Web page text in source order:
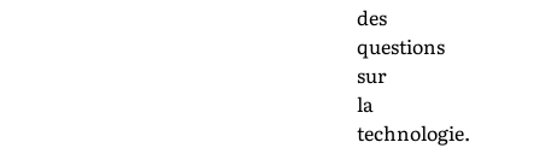
des
questions
sur
la
technologie.